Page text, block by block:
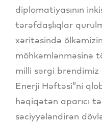
diplomatiyasının
tərəfdaşlıqlar
xəritəsində
möhkəmlənməsinə
milli sərgi brendimiz
Enerji Həftəsi”ni
həqiqətən aparıcı
səciyyələndirən